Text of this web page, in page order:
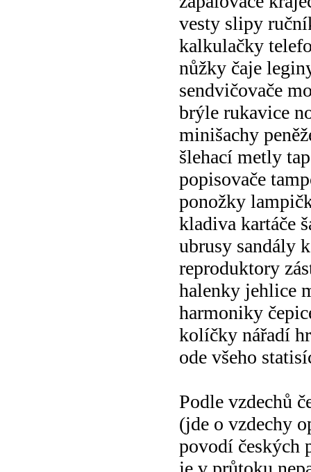
vesty slipy
kalkulačky
nůžky čaje
sendvičovače
brýle rukavice
minišachy
šlehací metly
popisovače
ponožky
kladiva kartáče
ubrusy sandály
reproduktory
halenky jehlice
harmoniky
kolíčky nářadí
ode všeho
Podle vzdechů
(jde o vzdechy
povodí českých